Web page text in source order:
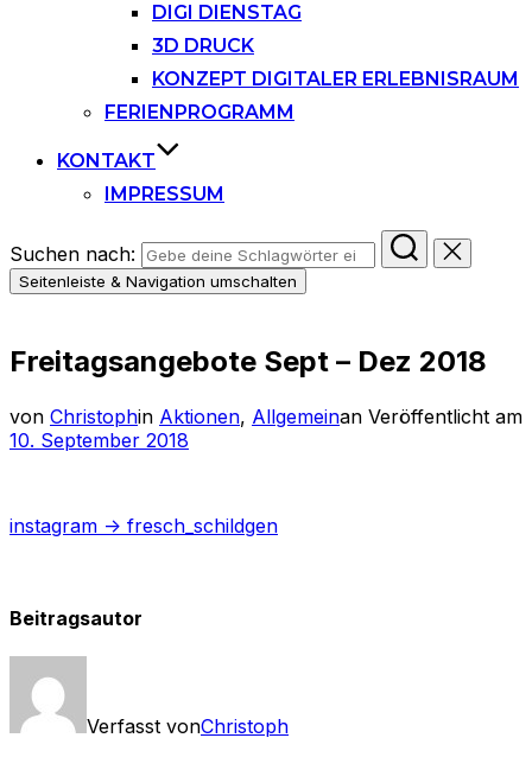
DIGI DIENSTAG
3D DRUCK
KONZEPT DIGITALER ERLEBNISRAUM
FERIENPROGRAMM
KONTAKT
IMPRESSUM
Suchen nach:
Seitenleiste & Navigation umschalten
Freitagsangebote Sept – Dez 2018
von Christophin Aktionen, Allgemeinan Veröffentlicht am
10. September 2018
instagram -> fresch_schildgen
Beitragsautor
Verfasst vonChristoph